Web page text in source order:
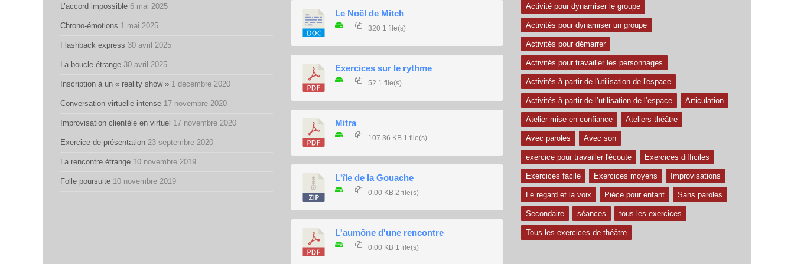
L’accord impossible 6 mai 2025
Chrono-émotions 1 mai 2025
Flashback express 30 avril 2025
La boucle étrange 30 avril 2025
Inscription à un « reality show » 1 décembre 2020
Conversation virtuelle intense 17 novembre 2020
Improvisation clientèle en virtuel 17 novembre 2020
Exercice de présentation 23 septembre 2020
La rencontre étrange 10 novembre 2019
Folle poursuite 10 novembre 2019
Le Noël de Mitch
320 1 file(s)
Exercices sur le rythme
52 1 file(s)
Mitra
107.36 KB 1 file(s)
L'île de la Gouache
0.00 KB 2 file(s)
L'aumône d'une rencontre
0.00 KB 1 file(s)
Activité pour dynamiser le groupe
Activités pour dynamiser un groupe
Activités pour démarrer
Activités pour travailler les personnages
Activités à partir de l'utilisation de l'espace
Activités à partir de l’utilisation de l’espace Articulation
Atelier mise en confiance Ateliers théâtre
Avec paroles Avec son
exercice pour travailler l'écoute Exercices difficiles
Exercices facile Exercices moyens Improvisations
Le regard et la voix Pièce pour enfant Sans paroles
Secondaire séances tous les exercices
Tous les exercices de théâtre